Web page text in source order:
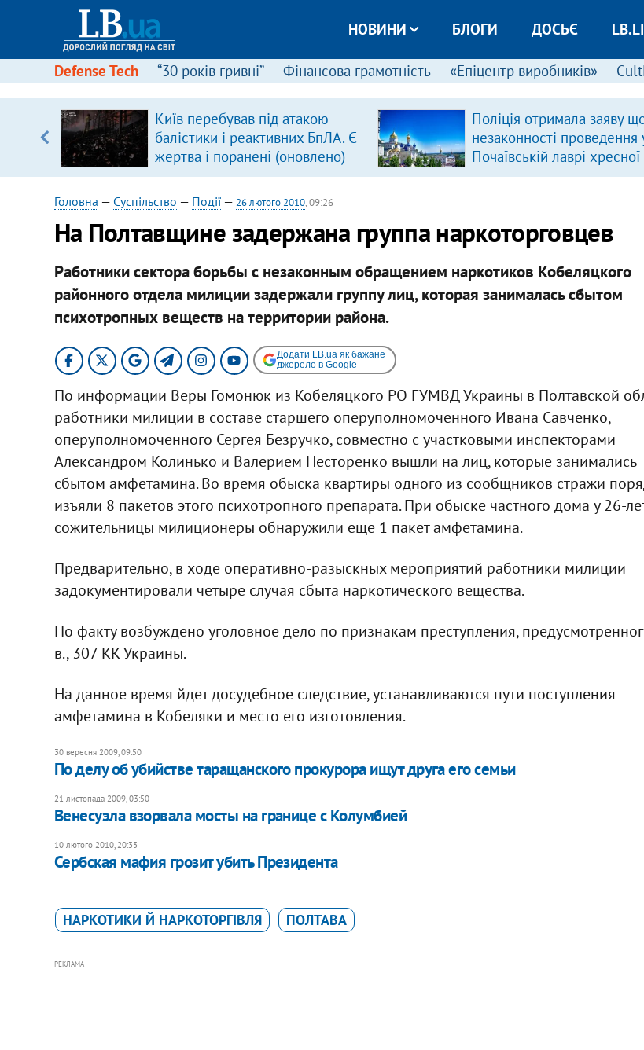
НОВИНИ БЛОГИ ДОСЬЄ
Defense Tech “30 років гривні” Фінансова грамотність «Епіцентр виробників»
Київ перебував під атакою
балістики і реактивних БпЛА. Є
жертва і поранені (оновлено)
Поліція отримала заяву
незаконності проведення
Почаївській лаврі
Головна — Суспільство — Події— 26 лютого 2010, 09:26
На Полтавщине задержана группа наркоторговцев
Работники сектора борьбы с незаконным обращением наркотиков Кобеляцкого
районного отдела милиции задержали группу лиц, которая занималась сбытом
психотропных веществ на территории района.
Додати LB.ua як бажане
джерело в Google
По информации Веры Гомонюк из Кобеляцкого РО ГУМВД Украины в Полтавской
работники милиции в составе старшего оперуполномоченного Ивана Савченко,
оперуполномоченного Сергея Безручко, совместно с участковыми инспекторами
Александром Колинько и Валерием Несторенко вышли на лиц, которые занимались
сбытом амфетамина. Во время обыска квартиры одного из сообщников стражи
изъяли 8 пакетов этого психотропного препарата. При обыске частного дома у 26-
сожительницы милиционеры обнаружили еще 1 пакет амфетамина.
Предварительно, в ходе оперативно-разыскных мероприятий работники милиции
задокументировали четыре случая сбыта наркотического вещества.
По факту возбуждено уголовное дело по признакам преступления,
в., 307 КК Украины.
На данное время йдет досудебное следствие, устанавливаются пути поступления
амфетамина в Кобеляки и место его изготовления.
30 вересня 2009, 09:50
По делу об убийстве таращанского прокурора ищут друга его семьи
21 листопада 2009, 03:50
Венесуэла взорвала мосты на границе с Колумбией
10 лютого 2010, 20:33
Сербская мафия грозит убить Президента
НАРКОТИКИ Й НАРКОТОРГІВЛЯ ПОЛТАВА
РЕКЛАМА